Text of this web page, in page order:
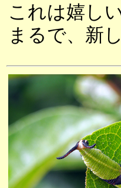
これは嬉し
まるで、新